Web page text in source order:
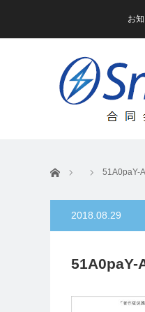
お
ホーム 51A0paY-
2018.08.29
51A0paY-